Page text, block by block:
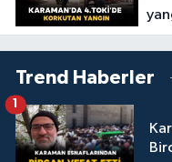
Trend Haberler
1